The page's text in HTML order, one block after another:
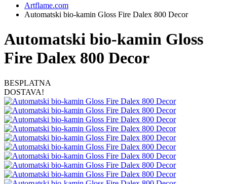
Artflame.com
Automatski bio-kamin Gloss Fire Dalex 800 Decor
Automatski bio-kamin Gloss
Fire Dalex 800 Decor
BESPLATNA
DOSTAVA!